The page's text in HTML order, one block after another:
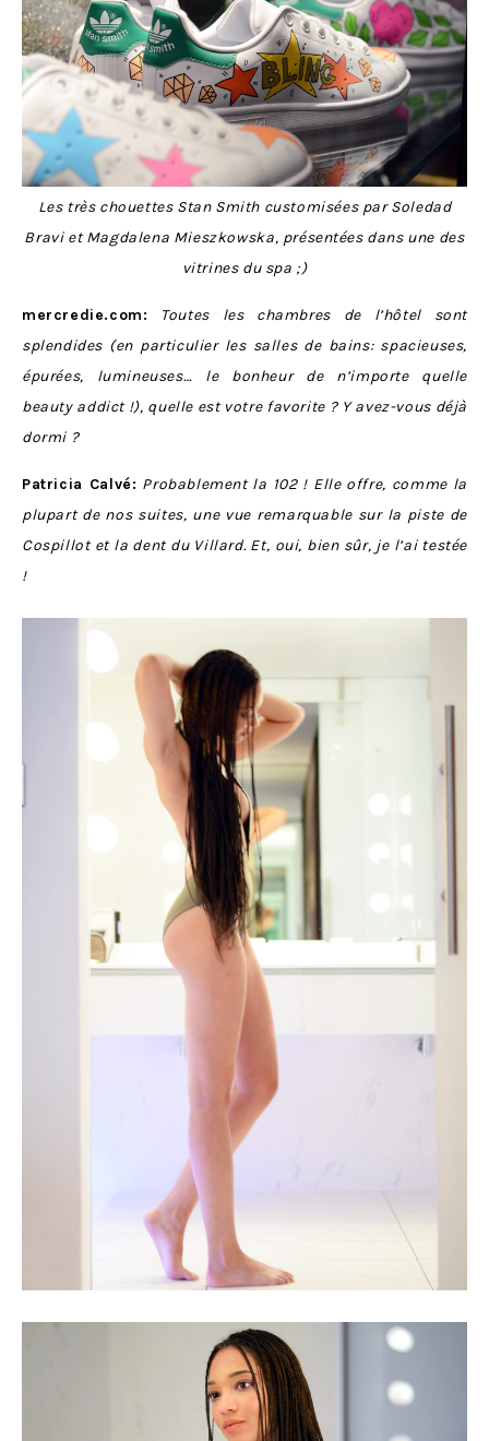
Les très chouettes Stan Smith customisées parSoledad
Bravi et Magdalena Mieszkowska, présentées dans une des
vitrines du spa ;)
mercredie.com:
Toutes les chambres de l’hôtel sont
splendides (en particulier les salles de bains: spacieuses,
épurées, lumineuses… le bonheur de n’importe quelle
beauty addict !), quelle est votre favorite ? Y avez-vous déjà
dormi ?
Patricia Calvé: Probablement la 102 ! Elle offre, comme la
plupart de nos suites, une vue remarquable sur la piste de
Cospillot et la dent du Villard. Et, oui, bien sûr, je l’ai testée
!